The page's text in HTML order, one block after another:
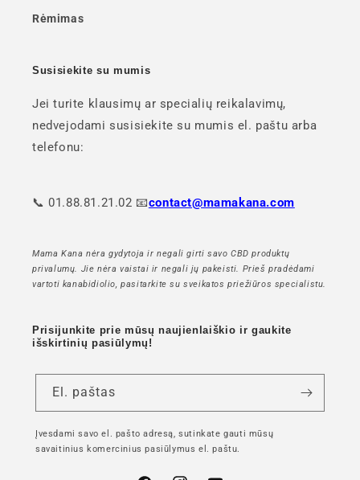
Rėmimas
Susisiekite su mumis
Jei turite klausimų ar specialių reikalavimų,
nedvejodami susisiekite su mumis el. paštu arba
telefonu:
📞 01.88.81.21.02 📧contact@mamakana.com
Mama Kana nėra gydytoja ir negali girti savo CBD produktų
privalumų. Jie nėra vaistai ir negali jų pakeisti. Prieš pradėdami
vartoti kanabidiolio, pasitarkite su sveikatos priežiūros specialistu.
Prisijunkite prie mūsų naujienlaiškio ir gaukite
išskirtinių pasiūlymų!
El. paštas
Įvesdami savo el. pašto adresą, sutinkate gauti mūsų
savaitinius komercinius pasiūlymus el. paštu.